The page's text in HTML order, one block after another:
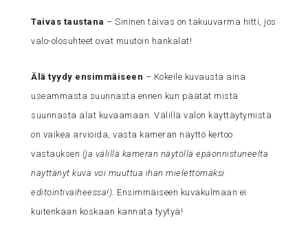
Taivas taustana – Sininen taivas on takuuvarma hitti, jos
valo-olosuhteet ovat muutoin hankalat!
Älä tyydy ensimmäiseen – Kokeile kuvausta aina
useammasta suunnasta ennen kun päätät mistä
suunnasta alat kuvaamaan. Välillä valon käyttäytymistä
on vaikea arvioida, vasta kameran näyttö kertoo
vastauksen (ja välillä kameran näytöllä epäonnistuneelta
näyttänyt kuva voi muuttua ihan mielettömäksi
editointivaiheessa!). Ensimmäiseen kuvakulmaan ei
kuitenkaan koskaan kannata tyytyä!